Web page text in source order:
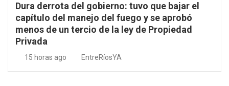
Dura derrota del gobierno: tuvo que bajar el
capítulo del manejo del fuego y se aprobó
menos de un tercio de la ley de Propiedad
Privada
15 horas ago EntreRíosYA